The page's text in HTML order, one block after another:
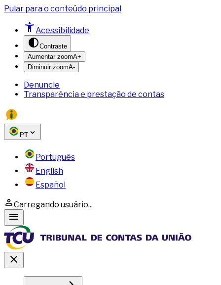
Pular para o conteúdo principal
Acessibilidade
Contraste
Aumentar zoomA+
Diminuir zoomA-
Denuncie
Transparência e prestação de contas
PT
Português
English
Español
Carregando usuário...